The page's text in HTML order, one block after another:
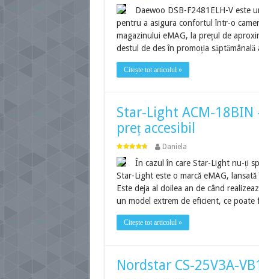
Daewoo DSB-F2481ELH-V este
pentru a asigura confortul într-o
magazinului eMAG, la prețul de
destul de des în promoția
Citește tot articolul »
Star-Light ACM-
preț accesibil
Daniela
În cazul în care Star-Light nu-ți
Star-Light este o marcă eMAG,
Este deja al doilea an de când
un model extrem de eficient, ce poate
Citește tot articolul »
Nordstar CS-25V3A-